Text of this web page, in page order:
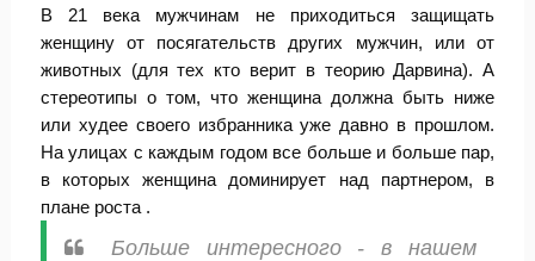
В 21 века мужчинам не приходиться защищать
женщину от посягательств других мужчин, или от
животных (для тех кто верит в теорию Дарвина). А
стереотипы о том, что женщина должна быть ниже
или худее своего избранника уже давно в прошлом.
На улицах с каждым годом все больше и больше пар,
в которых женщина доминирует над партнером, в
плане роста .
Больше интересного - в нашем